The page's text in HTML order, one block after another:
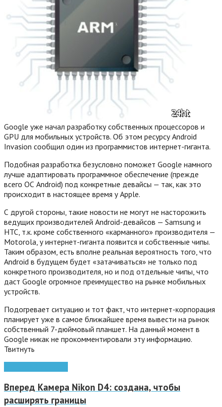
Google уже начал разработку собственных процессоров и
GPU для мобильных устройств. Об этом ресурсу Android
Invasion сообщил один из программистов интернет-гиганта.
Подобная разработка безусловно поможет Google намного
лучше адаптировать программное обеспечение (прежде
всего ОС Android) под конкретные девайсы — так, как это
происходит в настоящее время у Apple.
С другой стороны, такие новости не могут не насторожить
ведущих производителей Android-девайсов — Samsung и
HTC, т.к. кроме собственного «карманного» производителя —
Motorola, у интернет-гиганта появится и собственные чипы.
Таким образом, есть вполне реальная вероятность того, что
Android в будущем будет «затачиваться» не только под
конкретного производителя, но и под отдельные чипы, что
даст Google огромное преимущество на рынке мобильных
устройств.
Подогревает ситуацию и тот факт, что интернет-корпорация
планирует уже в самое ближайшее время вывести на рынок
собственный 7-дюймовый планшет. На данный момент в
Google никак не прокомментировали эту информацию.
Твитнуть
Вперед Камера Nikon D4: создана, чтобы
расширять границы